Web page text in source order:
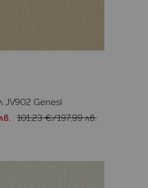
JV902 Genesi
101,23 €/197,99 лв.